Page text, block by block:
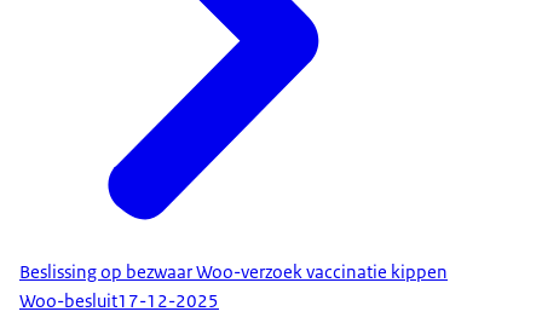
Beslissing op bezwaar Woo-verzoek vaccinatie kippen
Woo-besluit17-12-2025